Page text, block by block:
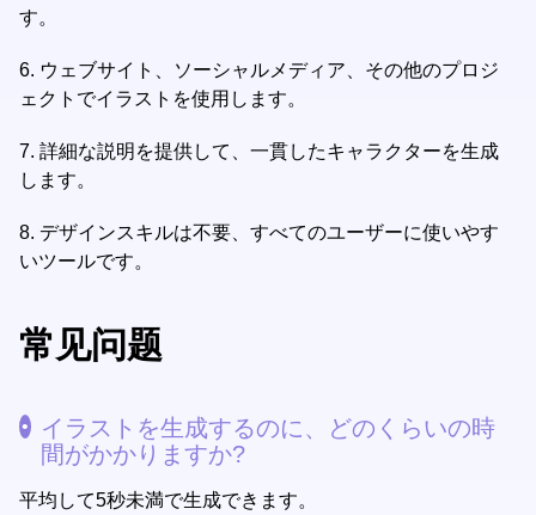
す。
6. ウェブサイト、ソーシャルメディア、その他のプロジ
ェクトでイラストを使用します。
7. 詳細な説明を提供して、一貫したキャラクターを生成
します。
8. デザインスキルは不要、すべてのユーザーに使いやす
いツールです。
常见问题
イラストを生成するのに、どのくらいの時
間がかかりますか?
平均して5秒未満で生成できます。